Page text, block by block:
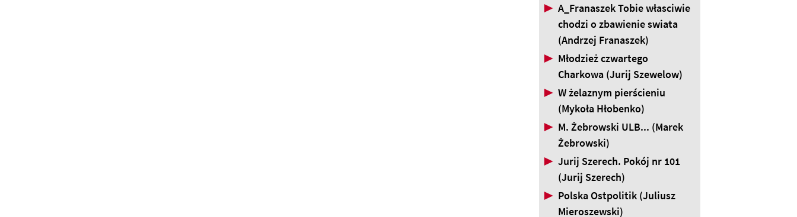
▶ A_Franaszek Tobie własciwie
chodzi o zbawienie swiata
(Andrzej Franaszek)
▶ Młodzież czwartego
Charkowa (Jurij Szewelow)
▶ W żelaznym pierścieniu
(Mykoła Hłobenko)
▶ M. Żebrowski ULB... (Marek
Żebrowski)
▶ Jurij Szerech. Pokój nr 101
(Jurij Szerech)
▶ Polska Ostpolitik (Juliusz
Mieroszewski)